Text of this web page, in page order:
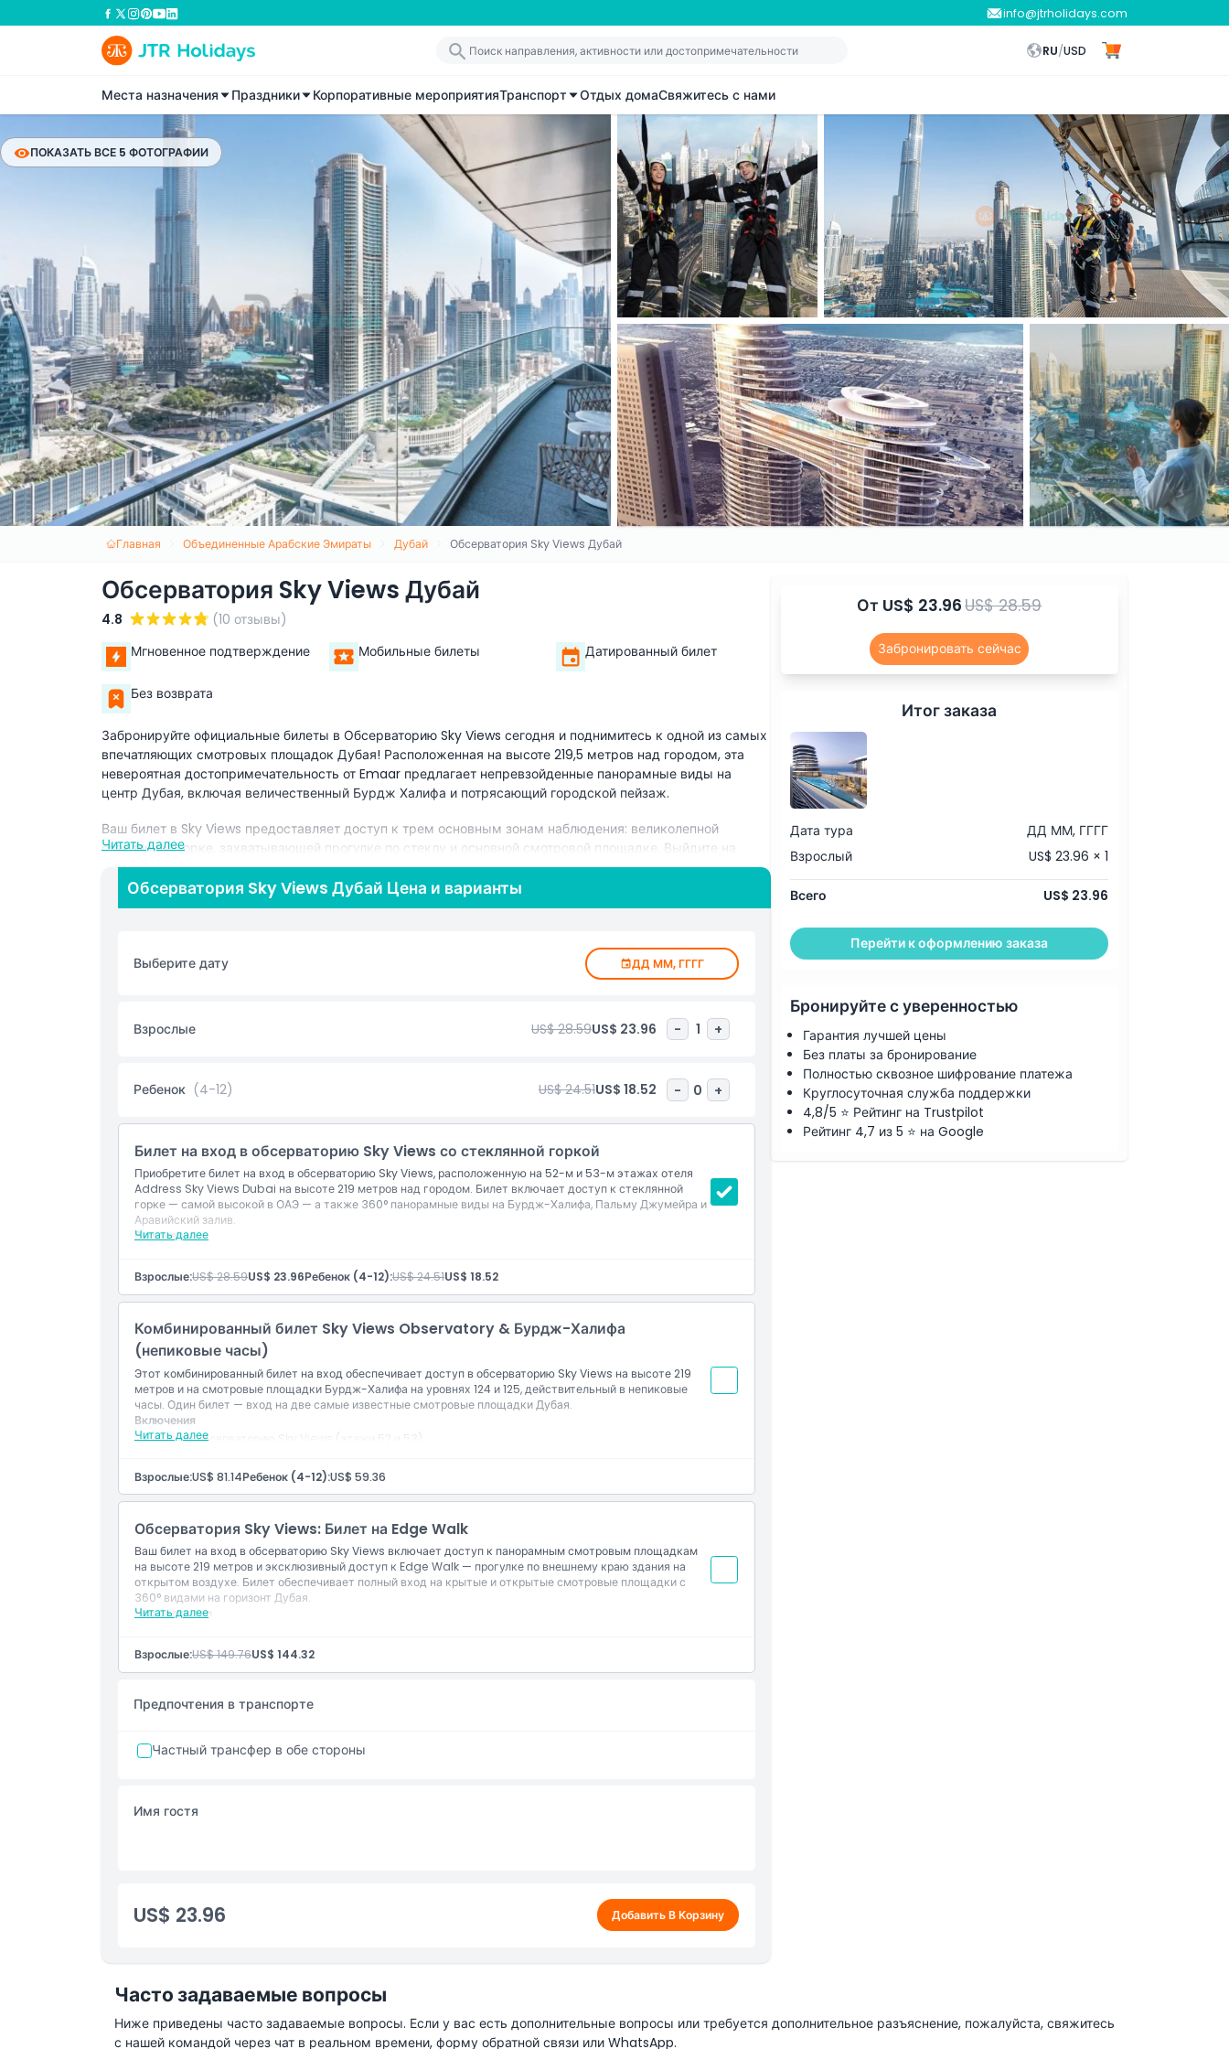
info@jtrholidays.com
RU/USD
Места назначения Праздники Корпоративные мероприятияТранспорт Отдых домаСвяжитесь с нами
ПОКАЗАТЬ ВСЕ 5 ФОТОГРАФИИ
Главная Объединенные Арабские Эмираты Дубай Обсерватория Sky Views Дубай
Обсерватория Sky Views Дубай
4.8
(10 отзывы)
Мгновенное подтверждение
Мобильные билеты Датированный билет
Без возврата
Забронируйте официальные билеты в Обсерваторию Sky Views сегодня и поднимитесь к одной из самых
впечатляющих смотровых площадок Дубая! Расположенная на высоте 219,5 метров над городом, эта
невероятная достопримечательность от Emaar предлагает непревзойденные панорамные виды на
центр Дубая, включая величественный Бурдж Халифа и потрясающий городской пейзаж.
Ваш билет в Sky Views предоставляет доступ к трем основным зонам наблюдения: великолепной
стеклянной горке, захватывающей прогулке по стеклу и основной смотровой площадке. Выйдите на
прозрачный пол и почувствуйте прилив адреналина, глядя вниз на городские улицы.
Политика в отношении детей и взрослых
Вещи, которые нужно знать
Политика отмены
Читать далее
Обсерватория Sky Views Дубай Цена и варианты
Выберите дату ДД ММ, ГГГГ
Взрослые US$ 28.59US$ 23.96 - 1 +
Ребенок (4-12) US$ 24.51US$ 18.52 - 0 +
Билет на вход в обсерваторию Sky Views со стеклянной горкой
Приобретите билет на вход в обсерваторию Sky Views, расположенную на 52-м и 53-м этажах отеля
Address Sky Views Dubai на высоте 219 метров над городом. Билет включает доступ к стеклянной
горке — самой высокой в ОАЭ — а также 360° панорамные виды на Бурдж-Халифа, Пальму Джумейра и
Аравийский залив.
Читать далее
Включения
Доступ к стеклянной горке (одна поездка)
Панорамный вид 360° на горизонт Дубая
Взрослые:US$ 28.59US$ 23.96Ребенок (4-12):US$ 24.51US$ 18.52
Комбинированный билет Sky Views Observatory & Бурдж-Халифа
(непиковые часы)
Этот комбинированный билет на вход обеспечивает доступ в обсерваторию Sky Views на высоте 219
метров и на смотровые площадки Бурдж-Халифа на уровнях 124 и 125, действительный в непиковые
часы. Один билет — вход на две самые известные смотровые площадки Дубая.
Читать далее
Включения
Вход в обсерваторию Sky Views (этажи 52 и 53)
Действителен в непиковые часы
Панорамный вид 360° с обеих смотровых площадок
Взрослые:US$ 81.14Ребенок (4-12):US$ 59.36
Обсерватория Sky Views: Билет на Edge Walk
Ваш билет на вход в обсерваторию Sky Views включает доступ к панорамным смотровым площадкам
на высоте 219 метров и эксклюзивный доступ к Edge Walk — прогулке по внешнему краю здания на
открытом воздухе. Билет обеспечивает полный вход на крытые и открытые смотровые площадки с
360° видами на горизонт Дубая.
Читать далее
Что включено
Доступ к Edge Walk (прогулка по краю на высоте 219м)
Панорамный вид 360° на горизонт Дубая
Взрослые:US$ 149.76US$ 144.32
Предпочтения в транспорте
Частный трансфер в обе стороны
Имя гостя
US$ 23.96 Добавить В Корзину
От US$ 23.96US$ 28.59
Забронировать сейчас
Итог заказа
Дата тура
ДД ММ, ГГГГ
Взрослый
US$ 23.96 × 1
Всего US$ 23.96
Перейти к оформлению заказа
Бронируйте с уверенностью
Гарантия лучшей цены
Без платы за бронирование
Полностью сквозное шифрование платежа
Круглосуточная служба поддержки
4,8/5 ⭐ Рейтинг на Trustpilot
Рейтинг 4,7 из 5 ⭐ на Google
Часто задаваемые вопросы
Ниже приведены часто задаваемые вопросы. Если у вас есть дополнительные вопросы или требуется дополнительное разъяснение, пожалуйста, свяжитесь
с нашей командой через чат в реальном времени, форму обратной связи или WhatsApp.